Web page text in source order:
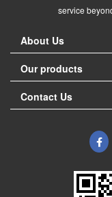
service
About Us
Our products
Contact Us